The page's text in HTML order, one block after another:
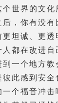
世界的文化
，你有没
坦诚、更透
都在改进自
一个地方教
彼此感到安
个福音冲